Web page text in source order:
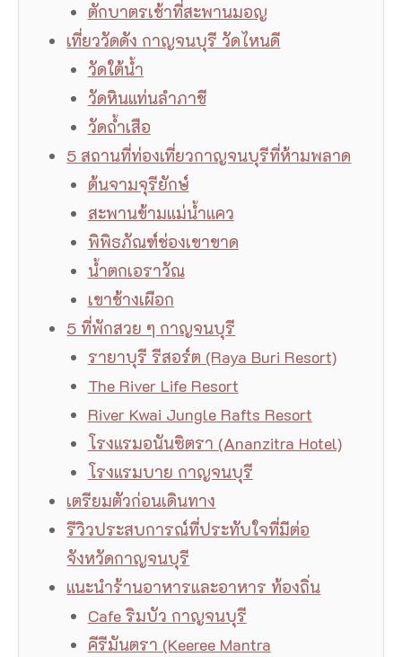
ตักบาตรเช้าที่สะพานมอญ
เที่ยววัดดัง กาญจนบุรี วัดไหนดี
วัดใต้น้ำ
วัดหินแท่นลำภาชี
วัดถ้ำเสือ
5 สถานที่ท่องเที่ยวกาญจนบุรีที่ห้ามพลาด
ต้นจามจุรียักษ์
สะพานข้ามแม่น้ำแคว
พิพิธภัณฑ์ช่องเขาขาด
น้ำตกเอราวัณ
เขาช้างเผือก
5 ที่พักสวย ๆ กาญจนบุรี
รายาบุรี รีสอร์ต (Raya Buri Resort)
The River Life Resort
River Kwai Jungle Rafts Resort
โรงแรมอนันซิตรา (Ananzitra Hotel)
โรงแรมบาย กาญจนบุรี
เตรียมตัวก่อนเดินทาง
รีวิวประสบการณ์ที่ประทับใจที่มีต่อ
จังหวัดกาญจนบุรี
แนะนำร้านอาหารและอาหาร ท้องถิ่น
Cafe ริมบัว กาญจนบุรี
คีรีมันตรา (Keeree Mantra